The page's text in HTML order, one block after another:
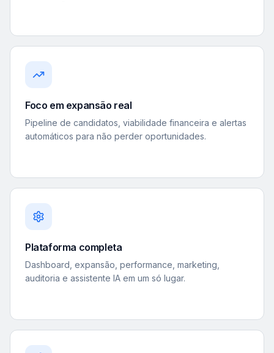
Foco em expansão real
Pipeline de candidatos, viabilidade financeira e alertas
automáticos para não perder oportunidades.
Plataforma completa
Dashboard, expansão, performance, marketing,
auditoria e assistente IA em um só lugar.